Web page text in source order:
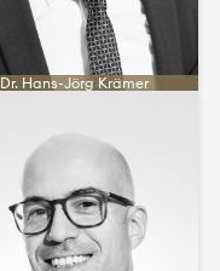
Dr. Hans-Jörg Krämer